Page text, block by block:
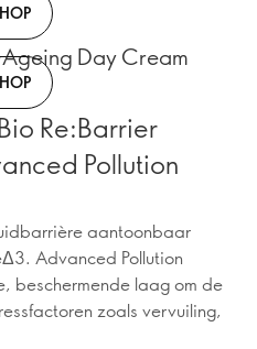
Day Cream
Re:Barrier
Pollution
aantoonbaar
Advanced Pollution
beschermende laag om de
zoals vervuiling,